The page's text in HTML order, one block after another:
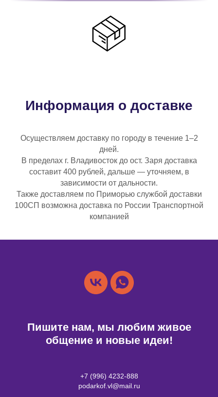
Информация о доставке
Осуществляем доставку по городу в течение 1–2
дней.
В пределах г. Владивосток до ост. Заря доставка
составит 400 рублей, дальше — уточняем, в
зависимости от дальности.
Также доставляем по Приморью службой доставки
100СП возможна доставка по России Транспортной
компанией
Пишите нам, мы любим живое
общение и новые идеи!
+7 (996) 4232-888
podarkof.vl@mail.ru